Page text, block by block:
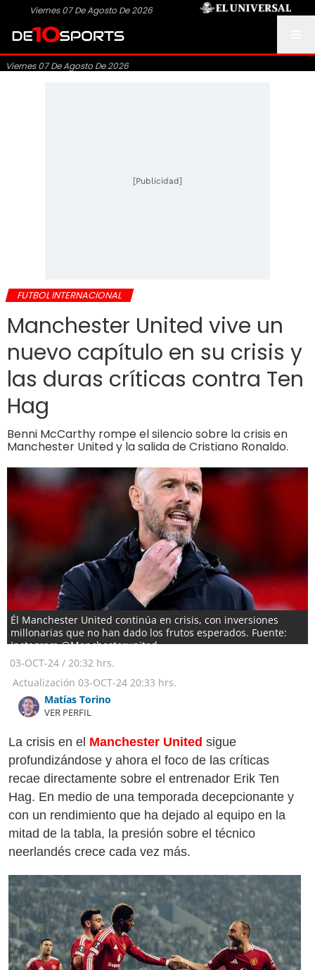
Viernes 07 De Agosto De 2026
Viernes 07 De Agosto De 2026
[Publicidad]
FUTBOL INTERNACIONAL
Manchester United vive un
nuevo capítulo en su crisis y
las duras críticas contra Ten
Hag
Benni McCarthy rompe el silencio sobre la crisis en
Manchester United y la salida de Cristiano Ronaldo.
Él Manchester United continúa en crisis, con inversiones
millonarias que no han dado los frutos esperados. Fuente:
Instagram @Manchesterunited
03-OCT-24 / 20:32 hrs.
Actualización 03-OCT-24 20:33 hrs.
Matías Torino
VER PERFIL
La crisis en el Manchester United sigue
profundizándose y ahora el foco de las críticas
recae directamente sobre el entrenador Erik Ten
Hag. En medio de una temporada decepcionante y
con un rendimiento que ha dejado al equipo en la
mitad de la tabla, la presión sobre el técnico
neerlandés crece cada vez más.